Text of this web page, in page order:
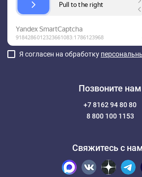
Я согласен на обработку
Позвоните нам
+7 8162 94 80 80
8 800 100 1153
Свяжитесь с